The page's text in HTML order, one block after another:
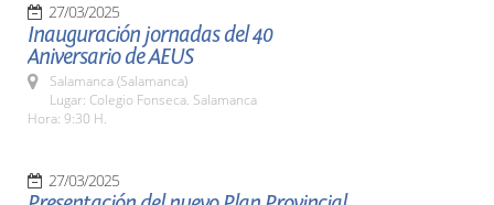
27/03/2025
Inauguración jornadas del 40
Aniversario de AEUS
Salamanca (Salamanca)
Lugar: Colegio Fonseca. Salamanca
Hora: 9:30 H.
27/03/2025